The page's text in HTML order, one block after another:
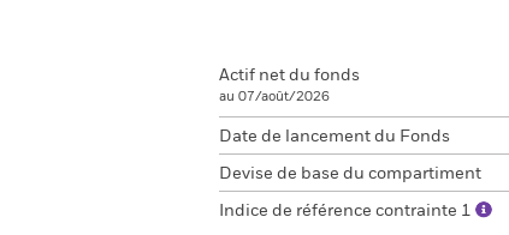
Actif net du fonds
au 07/août/2026
Date de lancement du Fonds
Devise de base du compartiment
Indice de référence contrainte 1